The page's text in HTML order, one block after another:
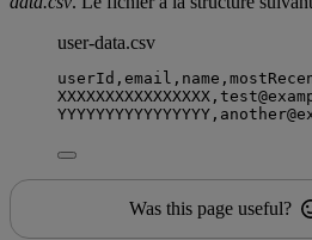
user-data.csv
userId , email , name ,
XXXXXXXXXXXXXXXX , test@
YYYYYYYYYYYYYYYY , another@
Was this page useful?